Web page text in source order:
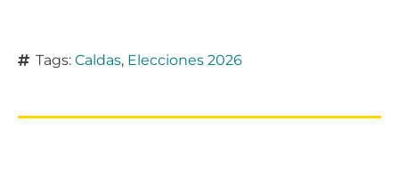
Tags: Caldas, Elecciones 2026